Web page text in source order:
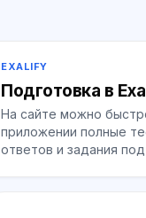
EXALIFY
Подготовка в
На сайте можно
приложении полные
ответов и задания